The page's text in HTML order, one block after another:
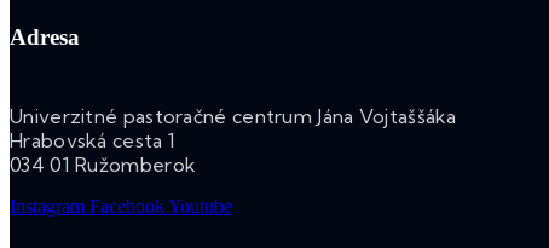
Adresa
Univerzitné pastoračné centrum Jána Vojtaššáka
Hrabovská cesta 1
034 01 Ružomberok
Instagram FacebookYoutube